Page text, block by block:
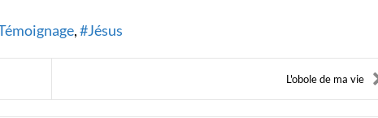
Jésus
L'obole de ma vie